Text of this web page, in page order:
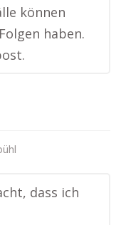
können
haben.
dass ich